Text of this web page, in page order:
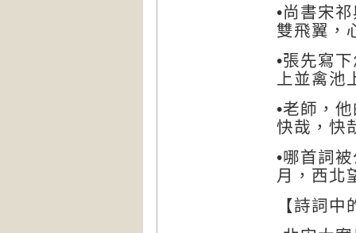
•尚書宋
雙飛翼，
•張先寫
上並禽
•老師，
快哉，快
•哪首詞
月，西北
【詩詞中